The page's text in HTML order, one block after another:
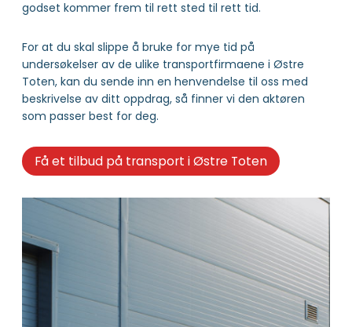
godset kommer frem til rett sted til rett tid.
For at du skal slippe å bruke for mye tid på
undersøkelser av de ulike transportfirmaene i Østre
Toten, kan du sende inn en henvendelse til oss med
beskrivelse av ditt oppdrag, så finner vi den aktøren
som passer best for deg.
Få et tilbud på transport i Østre Toten